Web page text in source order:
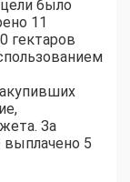
было
11
гектаров
За
5